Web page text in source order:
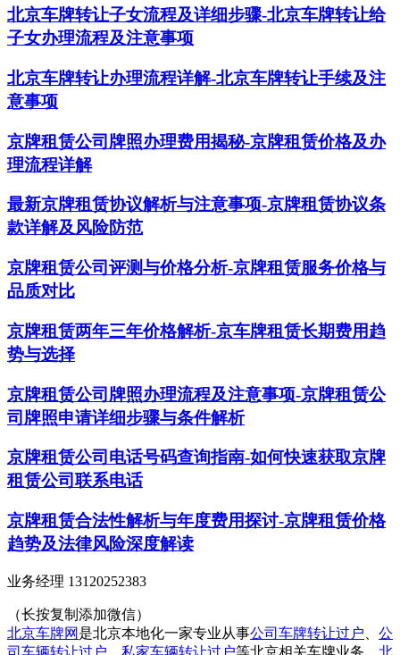
北京车牌转让子女流程及详细步骤-北京车牌转让给
子女办理流程及注意事项
北京车牌转让办理流程详解-北京车牌转让手续及注
意事项
京牌租赁公司牌照办理费用揭秘-京牌租赁价格及办
理流程详解
最新京牌租赁协议解析与注意事项-京牌租赁协议条
款详解及风险防范
京牌租赁公司评测与价格分析-京牌租赁服务价格与
品质对比
京牌租赁两年三年价格解析-京车牌租赁长期费用趋
势与选择
京牌租赁公司牌照办理流程及注意事项-京牌租赁公
司牌照申请详细步骤与条件解析
京牌租赁公司电话号码查询指南-如何快速获取京牌
租赁公司联系电话
京牌租赁合法性解析与年度费用探讨-京牌租赁价格
趋势及法律风险深度解读
业务经理 13120252383
（长按复制添加微信）
北京车牌网 是北京本地化一家专业从事公司车牌转让过户
公
司车辆转让过户
私家车辆转让过户等北京相关车牌业务。 北